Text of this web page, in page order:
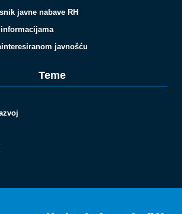
javne nabave RH
javnošću
Teme